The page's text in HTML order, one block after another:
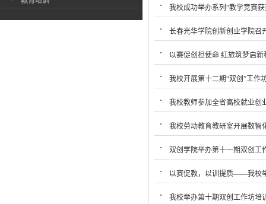
我校成功举办系列“教学竞赛
长春光华学院创新创业学院召
以赛促创担使命 红旅筑梦启
我校开展第十二期“双创”工作
我校教师参加全省高校就业创
我校劳动教育教研室开展数智
双创学院举办第十一期双创工
以赛促教，以训提质——我校
我校举办第十期双创工作坊培